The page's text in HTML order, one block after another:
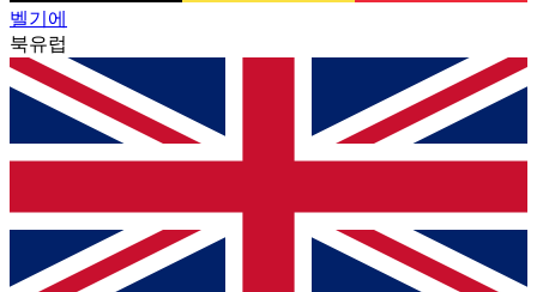
벨기에
북유럽